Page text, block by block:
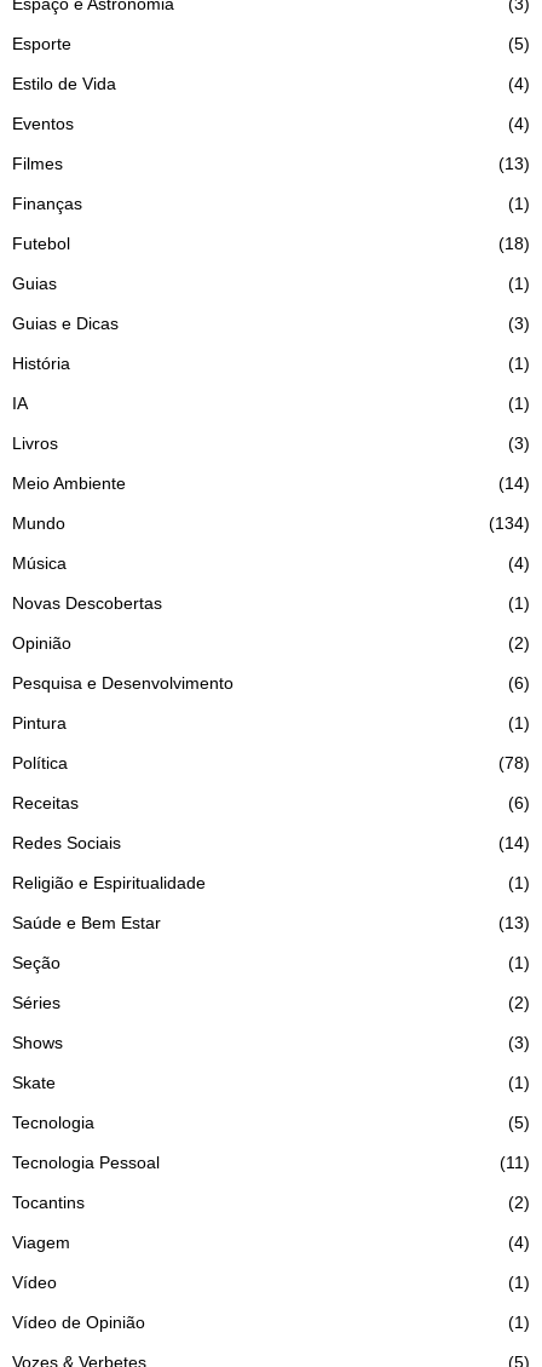
Esporte 5
Estilo de Vida 4
Eventos 4
Filmes 13
Finanças 1
Futebol 18
Guias 1
Guias e Dicas 3
História 1
IA 1
Livros 3
Meio Ambiente 14
Mundo 134
Música 4
Novas Descobertas 1
Opinião 2
Pesquisa e Desenvolvimento 6
Pintura 1
Política 78
Receitas 6
Redes Sociais 14
Religião e Espiritualidade 1
Saúde e Bem Estar 13
Seção 1
Séries 2
Shows 3
Skate 1
Tecnologia 5
Tecnologia Pessoal 11
Tocantins 2
Viagem 4
Vídeo 1
Vídeo de Opinião 1
Vozes & Verbetes 5